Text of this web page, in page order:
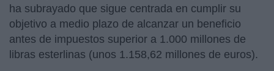
ha subrayado que sigue centrada en cumplir su
objetivo a medio plazo de alcanzar un beneficio
antes de impuestos superior a 1.000 millones de
libras esterlinas (unos 1.158,62 millones de euros).